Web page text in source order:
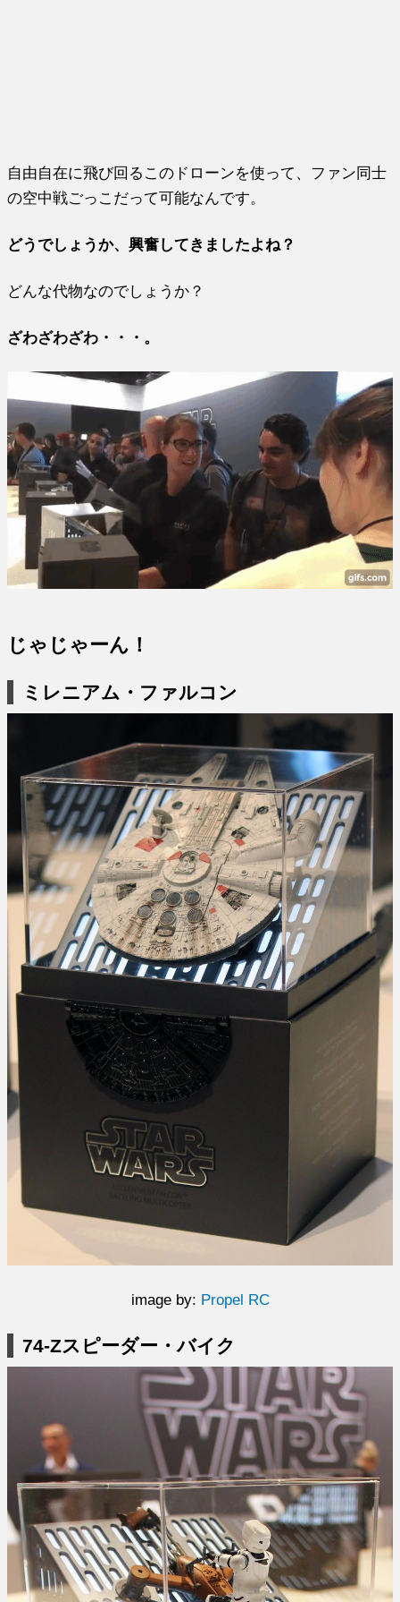
自由自在に飛び回るこのドローンを使って、ファン同士
の空中戦ごっこだって可能なんです。
どうでしょうか、興奮してきましたよね？
どんな代物なのでしょうか？
ざわざわざわ・・・。
じゃじゃーん！
ミレニアム・ファルコン
image by: Propel RC
74-Zスピーダー・バイク